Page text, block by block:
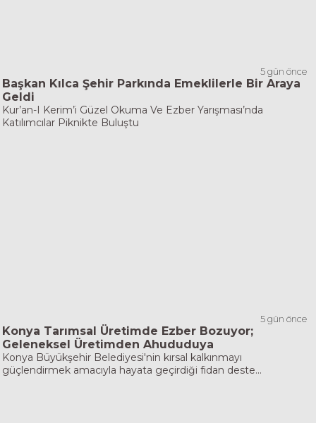
5 gün önce
Başkan Kılca Şehir Parkında Emeklilerle Bir Araya
Geldi
Kur’an-I Kerim’i Güzel Okuma Ve Ezber Yarışması’nda
Katılımcılar Piknikte Buluştu
5 gün önce
Konya Tarımsal Üretimde Ezber Bozuyor;
Geleneksel Üretimden Ahududuya
Konya Büyükşehir Belediyesi'nin kırsal kalkınmayı
güçlendirmek amacıyla hayata geçirdiği fidan deste...